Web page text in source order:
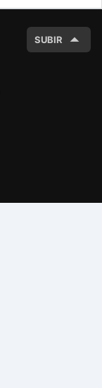
SUBIR